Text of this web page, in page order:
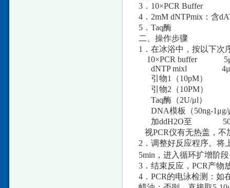
3．10×PCR Buffer
4．2mM dNTPmix：含
5．Taq酶
二、操作步骤
1．在冰浴中，按以下次
10×PCR buffer
dNTP mixl
引物1（10pM
引物2（10PM
Taq酶（2U/μl）
DNA模板（50ng-1μg/
加ddH2O至 50
视PCR仪有无热盖，不
2．调整好反应程序。将
5min，进入循环扩增阶
3．结束反应，PCR产
4．PCR的电泳检测：如